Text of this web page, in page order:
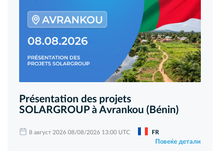
Présentation des projets
SOLARGROUP à Avrankou (Bénin)
8 август 2026 08/08/2026 13:00 UTC FR
Повеќе детали